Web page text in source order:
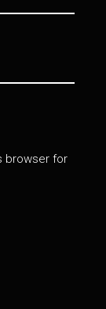
browser for